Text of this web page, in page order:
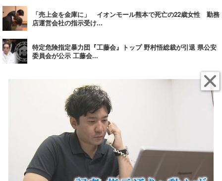
「売上金を金庫に」 イオンモール熊本で死亡の22歳女性 勤務
店運営会社の指示受け...
特定危険指定暴力団『工藤会』トップ 野村悟総裁が引退 県公安
委員会が公示 工藤会...